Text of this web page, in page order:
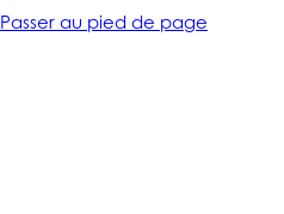
Passer au pied de page